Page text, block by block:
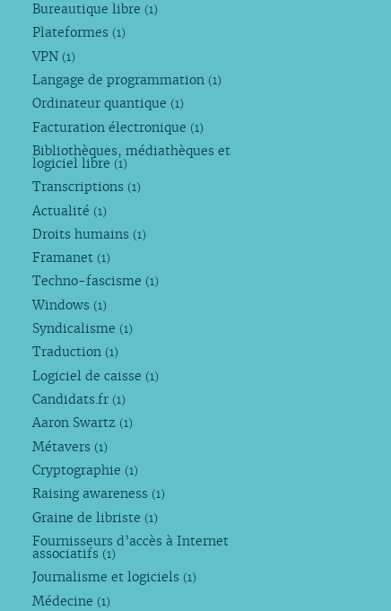
Bureautique libre (1)
Plateformes (1)
VPN (1)
Langage de programmation (1)
Ordinateur quantique (1)
Facturation électronique (1)
Bibliothèques, médiathèques et
logiciel libre (1)
Transcriptions (1)
Actualité (1)
Droits humains (1)
Framanet (1)
Techno-fascisme (1)
Windows (1)
Syndicalisme (1)
Traduction (1)
Logiciel de caisse (1)
Candidats.fr (1)
Aaron Swartz (1)
Métavers (1)
Cryptographie (1)
Raising awareness (1)
Graine de libriste (1)
Fournisseurs d’accès à Internet
associatifs (1)
Journalisme et logiciels (1)
Médecine (1)